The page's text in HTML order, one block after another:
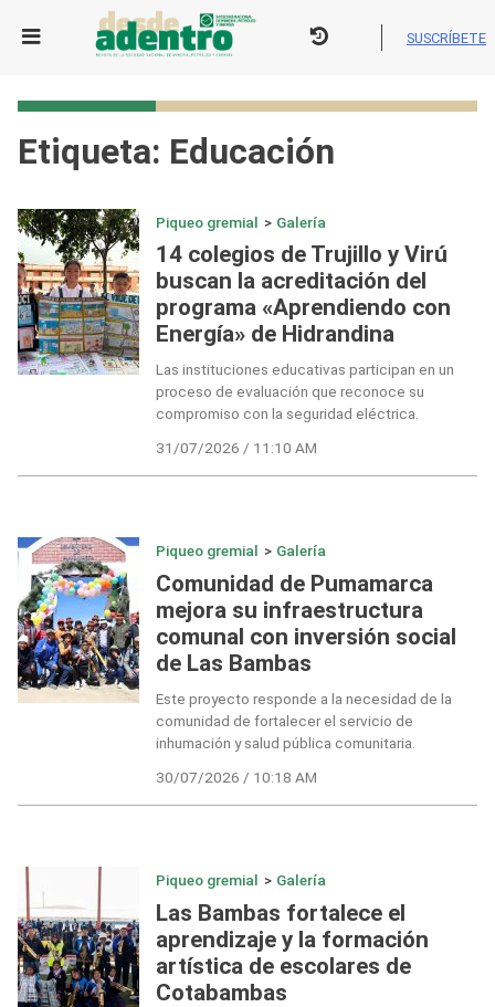
SUSCRÍBETE
Etiqueta: Educación
Piqueo gremial > Galería
14 colegios de Trujillo y Virú
buscan la acreditación del
programa «Aprendiendo con
Energía» de Hidrandina
Las instituciones educativas participan en un
proceso de evaluación que reconoce su
compromiso con la seguridad eléctrica.
31/07/2026 / 11:10 AM
Piqueo gremial > Galería
Comunidad de Pumamarca
mejora su infraestructura
comunal con inversión social
de Las Bambas
Este proyecto responde a la necesidad de la
comunidad de fortalecer el servicio de
inhumación y salud pública comunitaria.
30/07/2026 / 10:18 AM
Piqueo gremial > Galería
Las Bambas fortalece el
aprendizaje y la formación
artística de escolares de
Cotabambas